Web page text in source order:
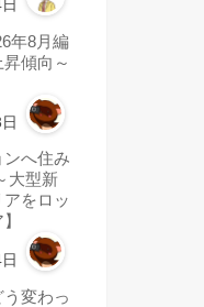
年8月編
傾向～
へ住み
大型新
をロッ
変わっ